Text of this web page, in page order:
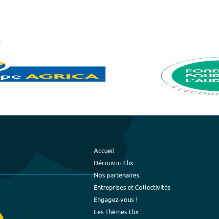
Accueil
Découvrir Elix
Nos partenaires
Entreprises et Collectivités
Engagez-vous !
Les Thèmes Elix